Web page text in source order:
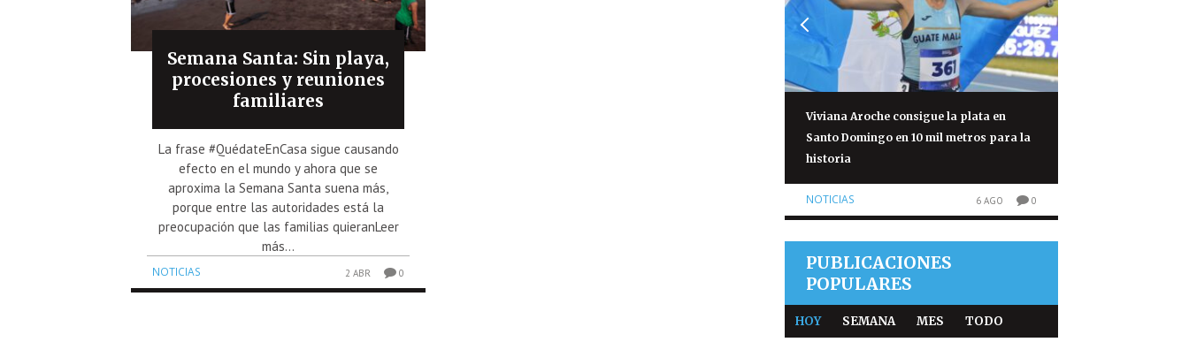
Semana Santa: Sin playa,
procesiones y reuniones
familiares
La frase #QuédateEnCasa sigue causando
efecto en el mundo y ahora que se
aproxima la Semana Santa suena más,
porque entre las autoridades está la
preocupación que las familias quieranLeer
más...
NOTICIAS 2 ABR 0
Viviana Aroche consigue la plata en
Santo Domingo en 10 mil metros para la
historia
NOTICIAS 6 AGO 0
PUBLICACIONES
POPULARES
HOY SEMANA MES TODO